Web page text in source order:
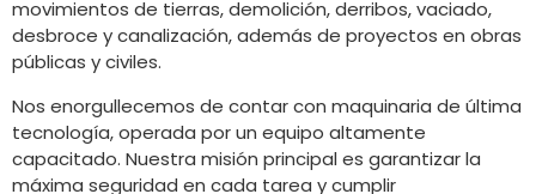
movimientos de tierras, demolición, derribos, vaciado,
desbroce y canalización, además de proyectos en obras
públicas y civiles.
Nos enorgullecemos de contar con maquinaria de última
tecnología, operada por un equipo altamente
capacitado. Nuestra misión principal es garantizar la
máxima seguridad en cada tarea y cumplir